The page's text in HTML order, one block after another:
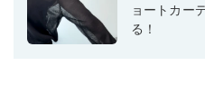
ョートカー
る！